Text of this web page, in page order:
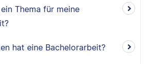
Thema für meine
hat eine Bachelorarbeit?